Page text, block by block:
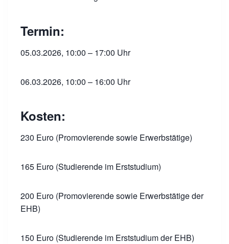
Termin:
05.03.2026, 10:00 – 17:00 Uhr
06.03.2026, 10:00 – 16:00 Uhr
Kosten:
230 Euro (Promovierende sowie Erwerbstätige)
165 Euro (Studierende im Erststudium)
200 Euro (Promovierende sowie Erwerbstätige der
EHB)
150 Euro (Studierende im Erststudium der EHB)